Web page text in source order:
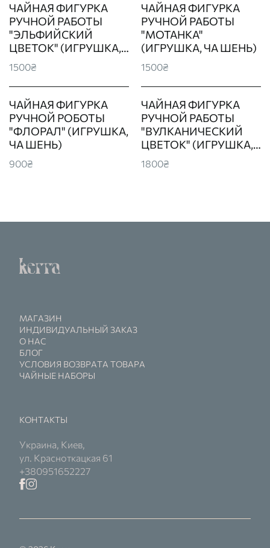
ЧАЙНАЯ ФИГУРКА
РУЧНОЙ РАБОТЫ
"ЭЛЬФИЙСКИЙ
ЦВЕТОК" (ИГРУШКА,
ЧА ШЕНЬ)
1500₴
ЧАЙНАЯ ФИГУРКА
РУЧНОЙ РАБОТЫ
"МОТАНКА"
(ИГРУШКА, ЧА ШЕНЬ)
1500₴
ЧАЙНАЯ ФИГУРКА
РУЧНОЙ РОБОТЫ
"ФЛОРАЛ" (ИГРУШКА,
ЧА ШЕНЬ)
900₴
ЧАЙНАЯ ФИГУРКА
РУЧНОЙ РАБОТЫ
"ВУЛКАНИЧЕСКИЙ
ЦВЕТОК" (ИГРУШКА,
ЧА ШЕНЬ)
1800₴
МАГАЗИН
ИНДИВИДУАЛЬНЫЙ ЗАКАЗ
О НАС
БЛОГ
УСЛОВИЯ ВОЗВРАТА ТОВАРА
ЧАЙНЫЕ НАБОРЫ
КОНТАКТЫ
Украина, Киев,
ул. Красноткацкая 61
+380951652227